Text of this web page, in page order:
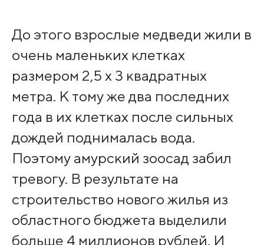
До этого взрослые медведи жили в
очень маленьких клетках
размером 2,5 x 3 квадратных
метра. К тому же два последних
года в их клетках после сильных
дождей поднималась вода.
Поэтому амурский зоосад забил
тревогу. В результате на
строительство нового жилья из
областного бюджета выделили
больше 4 миллионов рублей. И